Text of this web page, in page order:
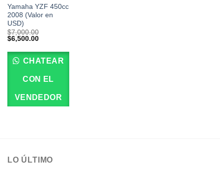
Yamaha YZF 450cc
2008 (Valor en
USD)
$7,000.00
El
original
era:
$7,000.00.
$6,500.00El
actual
es:
$6,500.00.
CHATEAR
CON EL
VENDEDOR
LO ÚLTIMO